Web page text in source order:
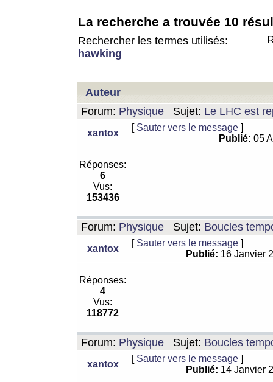
La recherche a trouvée 10
Rechercher les termes utilisés:
hawking
Auteur
Forum: Physique Sujet: Le LHC est
xantox
[ Sauter vers le message ]
Publié: 05
Réponses:
6
Vus:
153436
Forum: Physique Sujet: Boucles
xantox
[ Sauter vers le message ]
Publié: 16 Janvier
Réponses:
4
Vus:
118772
Forum: Physique Sujet: Boucles
xantox
[ Sauter vers le message ]
Publié: 14 Janvier